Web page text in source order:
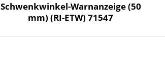
Schwenkwinkel-Warnanzeige (50
mm) (RI-ETW) 71547